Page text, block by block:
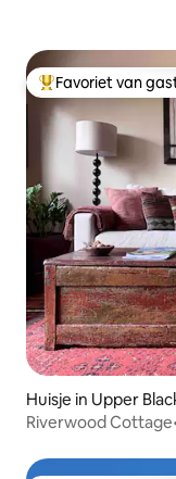
Topfavoriet van
Favoriet van
Huisje in Upper
Riverwood